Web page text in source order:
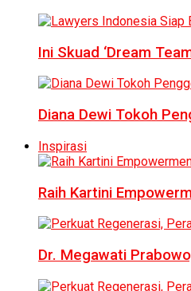
Ini Skuad ‘Dream
Diana Dewi Tokoh
Inspirasi
Raih Kartini
Dr. Megawati